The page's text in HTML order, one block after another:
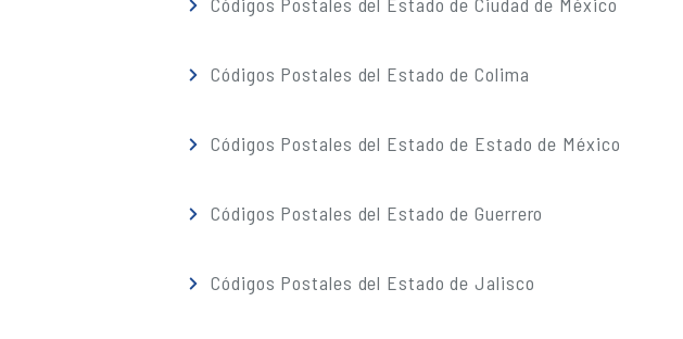
Códigos Postales del Estado de Colima
Códigos Postales del Estado de Estado de México
Códigos Postales del Estado de Guerrero
Códigos Postales del Estado de Jalisco